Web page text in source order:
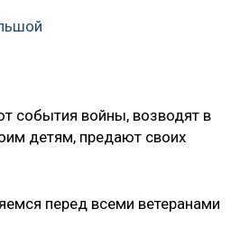
события войны, возводят в
детям, предают своих
перед всеми ветеранами